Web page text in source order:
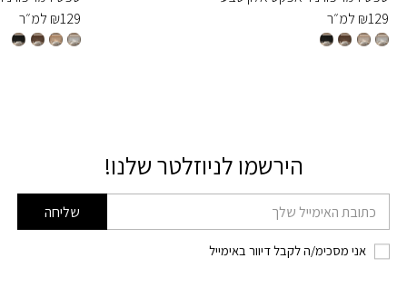
₪129 למ״ר
₪129 למ״ר
הירשמו לניוזלטר שלנו!
דוא׳׳ל שליחה
אני מסכימ/ה לקבל דיוור באימייל